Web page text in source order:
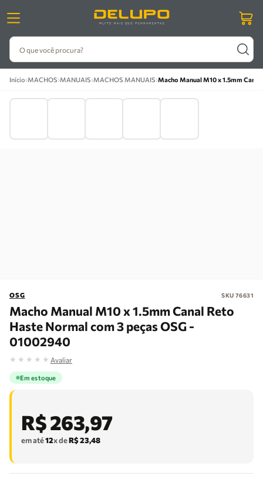
O que você procura?
Início›MACHOS›MANUAIS›MACHOS MANUAIS›Macho Manual M10 x 1.5mm
OSG SKU 76631
Macho Manual M10 x 1.5mm Canal Reto
Haste Normal com 3 peças OSG -
01002940
★ ★ ★ ★ ★ Avaliar
Em estoque
R$263,97
em até12x deR$23,48